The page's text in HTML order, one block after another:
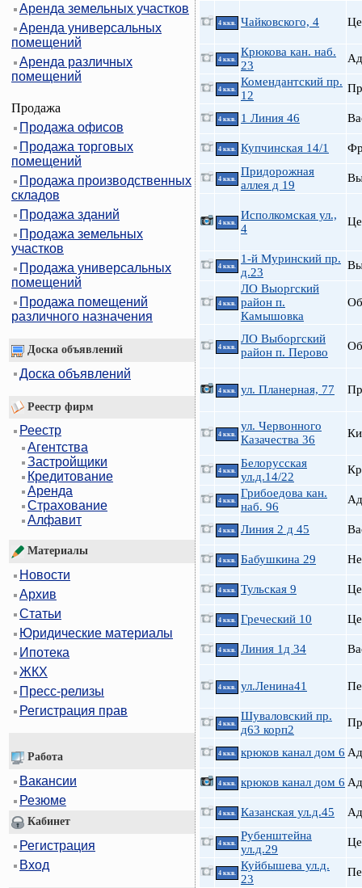
Аренда земельных участков
Аренда универсальных
помещений
Аренда различных
помещений
Продажа
Продажа офисов
Продажа торговых
помещений
Продажа производственных
складов
Продажа зданий
Продажа земельных
участков
Продажа универсальных
помещений
Продажа помещений
различного назначения
Доска объявлений
Доска объявлений
Реестр фирм
Реестр
Агентства
Застройщики
Кредитование
Аренда
Страхование
Алфавит
Материалы
Новости
Архив
Статьи
Юридические материалы
Ипотека
ЖКХ
Пресс-релизы
Регистрация прав
Работа
Вакансии
Резюме
Кабинет
Регистрация
Вход
4 ккв. Чайковского, 4
4 ккв.
Крюкова кан. наб.
23
4 ккв.
Комендантский пр.
12
4 ккв. 1 Линия 46
4 ккв. Купчинская 14/1
4 ккв.
Придорожная
аллея д 19
4 ккв.
Исполкомская ул.,
4
4 ккв.
1-й Муринский пр.
д.23
4 ккв.
ЛО Выоргский
район п.
Камышовка
4 ккв.
ЛО Выборгский
район п. Перово
4 ккв. ул. Планерная, 77
4 ккв.
ул. Червонного
Казачества 36
4 ккв.
Белорусская
ул.д.14/22
4 ккв.
Грибоедова кан.
наб. 96
4 ккв. Линия 2 д 45
4 ккв. Бабушкина 29
4 ккв. Тульская 9
4 ккв. Греческий 10
4 ккв. Линия 1д 34
4 ккв. ул.Ленина41
4 ккв.
Шуваловский пр.
д63 корп2
4 ккв. крюков канал дом 6
4 ккв. крюков канал дом 6
4 ккв. Казанская ул.д.45
4 ккв.
Рубенштейна
ул.д.29
4 ккв.
Куйбышева ул.д.
23